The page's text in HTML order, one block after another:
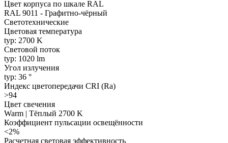
Цвет корпуса по шкале RAL
RAL 9011 - Графитно-чёрный
Светотехнические
Цветовая температура
typ: 2700 K
Световой поток
typ: 1020 lm
Угол излучения
typ: 36 °
Индекс цветопередачи CRI (Ra)
>94
Цвет свечения
Warm | Тёплый 2700 K
Коэффициент пульсации освещённости
<2%
Расчетная световая эффективность